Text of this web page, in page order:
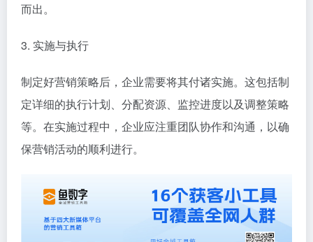
而出。
3. 实施与执行
制定好营销策略后，企业需要将其付诸实施。这包括制
定详细的执行计划、分配资源、监控进度以及调整策略
等。在实施过程中，企业应注重团队协作和沟通，以确
保营销活动的顺利进行。